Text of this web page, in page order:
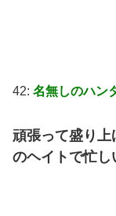
42: 名無しのハン
頑張って盛り
のヘイトで忙し